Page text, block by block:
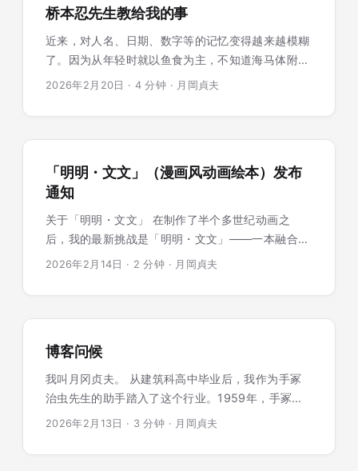
桥本忍先生教给我的事
近来，对人名、日期、数字等的记忆变得越来越模糊
了。因为从年轻时就以鱼食为主，不知道海马体附近
是不是积累了大量乙炔系微塑料，导致细胞受损。据
塑料。也许已经太迟了，但我想趁情况还没有更加恶
2026年2月20日 · 4 分钟 · 月岡貞夫
「明明・文文」（漫画风动画绘本）发布
通知
关于「明明・文文」 在制作了半个多世纪动画之
后，我的最新挑战是「明明・文文」——一本融合了
漫画、动画和绘本三种表现形式的"混合绘本"。目前
2026年2月14日 · 2 分钟 · 月岡貞夫
博客问候
我叫月冈贞夫。 从建筑科高中毕业后，我作为手冢
治虫先生的助手踏入了这个行业。1959年，手冢先
生参与东映动画（现东映Animation）的剧场动画
的代理被派遣到东映动画，这便是我作为动画师的起
2026年2月13日 · 3 分钟 · 月岡貞夫